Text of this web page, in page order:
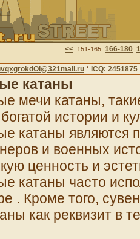
<< 151-165 166-180
* ICQ: 2451875
катаны
мечи катаны,
истории и
катаны являются
и военных
ценность и
катаны часто
. Кроме того,
как реквизит в